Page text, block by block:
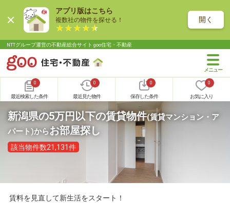
アプリ版はこちら
複数社の物件を探せる！ 開く
NTTグループ運営の不動産総合サイト goo住宅・不動産
0
最近検索した条件
0
最近見た物件
0
保存した条件
0
お気に入り
新潟県の5万円以下の賃貸物件(賃貸マンション・ア
パート)からお部屋探し
該当物件数21,131件
賃料を見直して新生活をスタート！